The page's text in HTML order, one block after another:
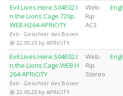
Evil.Lives.Here.S04E02.I
n.the.Lions.Cage.720p.
WEB.H264-APRiCiTY
Evil - Gesichter des Bösen
@ 22.05.20 by APRiCiTY
Web-
Rip
AC3
Evil.Lives.Here.S04E02.I
n.the.Lions.Cage.WEB.H
264-APRiCiTY
Evil - Gesichter des Bösen
@ 22.05.20 by APRiCiTY
Web-
Rip
Stereo